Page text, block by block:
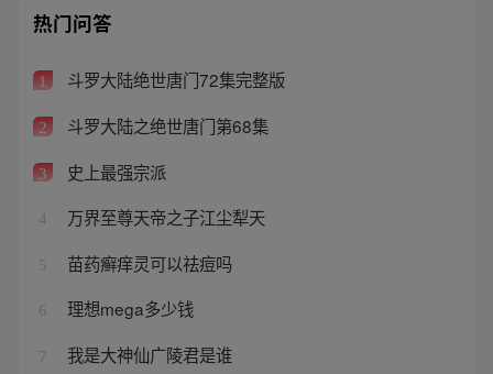
热门问答
1 斗罗大陆绝世唐门72集完整版
2 斗罗大陆之绝世唐门第68集
3 史上最强宗派
4 万界至尊天帝之子江尘犁天
5 苗药癣痒灵可以祛痘吗
6 理想mega多少钱
7 我是大神仙广陵君是谁